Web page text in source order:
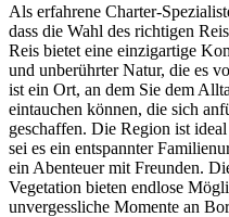
Als erfahrene Charter-
dass die Wahl des richtigen
Reis bietet eine einzigartige
und unberührter Natur, die es
ist ein Ort, an dem Sie dem
eintauchen können, die sich
geschaffen. Die Region ist
sei es ein entspannter
ein Abenteuer mit Freunden.
Vegetation bieten endlose
unvergessliche Momente an